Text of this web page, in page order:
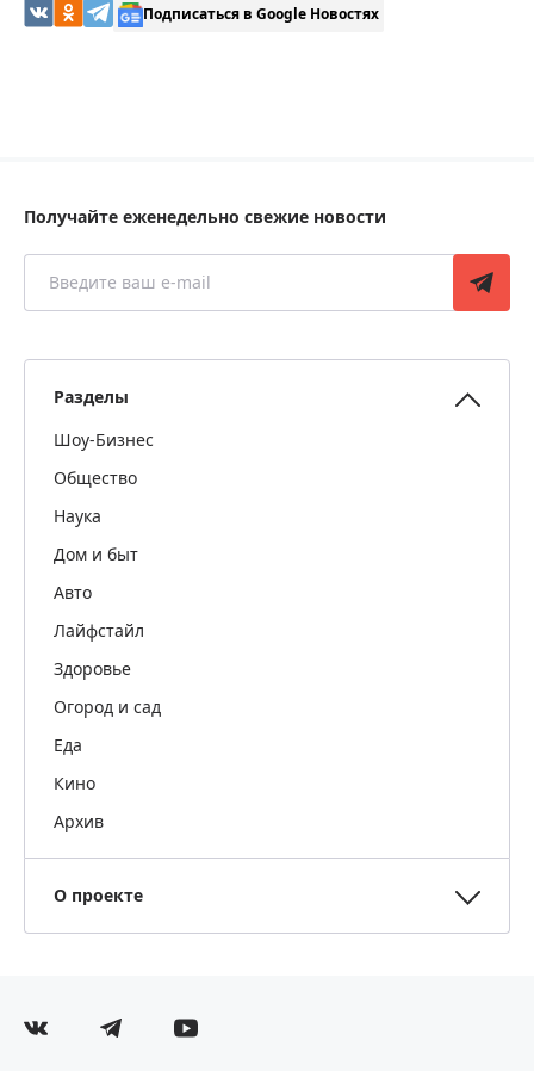
Подписаться в Google Новостях
Получайте еженедельно свежие новости
Разделы
Шоу-Бизнес
Общество
Наука
Дом и быт
Авто
Лайфстайл
Здоровье
Огород и сад
Еда
Кино
Архив
О проекте